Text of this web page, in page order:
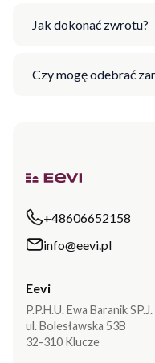
Jak dokonać zwrotu?
Czy mogę odebrać
+48606652158
info@eevi.pl
Eevi
P.P.H.U. Ewa Baranik SP.J.
ul. Bolesławska 53B
32-310 Klucze